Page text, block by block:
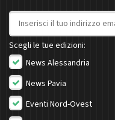
Indirizzo email
Scegli le tue edizioni:
News Alessandria
News Pavia
Eventi Nord-Ovest